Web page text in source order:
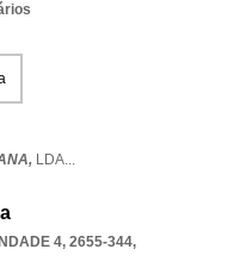
LDA...
4, 2655-344,